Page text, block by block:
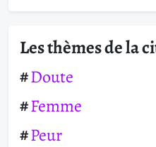
Les thèmes de la
Doute
Femme
Peur